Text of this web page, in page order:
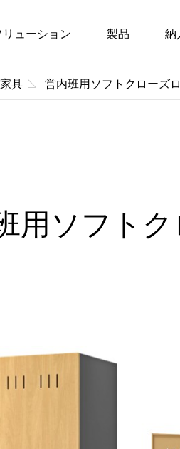
リューション 製品 納
具 営内班用ソフトクローズ
用ソフト